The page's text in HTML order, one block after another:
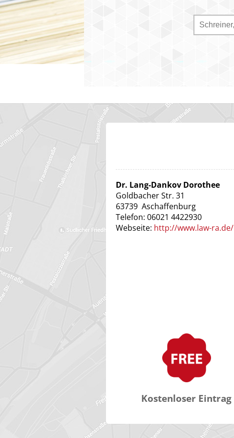
Dr. Lang-Dankov Dorothee
Goldbacher Str. 31
63739 Aschaffenburg
Telefon: 06021 4422930
Webseite: http://www.law-ra.de/
Kostenloser Eintrag